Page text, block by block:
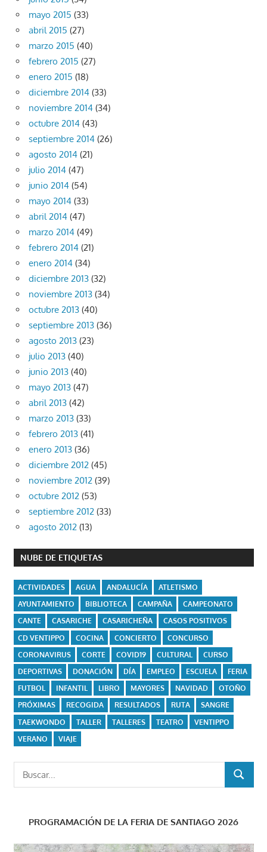
mayo 2015 (33)
abril 2015 (27)
marzo 2015 (40)
febrero 2015 (27)
enero 2015 (18)
diciembre 2014 (33)
noviembre 2014 (34)
octubre 2014 (43)
septiembre 2014 (26)
agosto 2014 (21)
julio 2014 (47)
junio 2014 (54)
mayo 2014 (33)
abril 2014 (47)
marzo 2014 (49)
febrero 2014 (21)
enero 2014 (34)
diciembre 2013 (32)
noviembre 2013 (34)
octubre 2013 (40)
septiembre 2013 (36)
agosto 2013 (23)
julio 2013 (40)
junio 2013 (40)
mayo 2013 (47)
abril 2013 (42)
marzo 2013 (33)
febrero 2013 (41)
enero 2013 (36)
diciembre 2012 (45)
noviembre 2012 (39)
octubre 2012 (53)
septiembre 2012 (33)
agosto 2012 (13)
NUBE DE ETIQUETAS
ACTIVIDADES AGUA ANDALUCÍA
ATLETISMO
AYUNTAMIENTO
BIBLIOTECA CAMPAÑA
CAMPEONATO
CANTE
CASARICHE CASARICHEÑA
CASOS POSITIVOS
CD VENTIPPO
COCINA CONCIERTO
CONCURSO
CORONAVIRUS
CORTE COVID19 CULTURAL
CURSO
DEPORTIVAS
DONACIÓN DÍA EMPLEO ESCUELA
FERIA
FUTBOL
INFANTIL LIBRO MAYORES NAVIDAD
OTOÑO
PRÓXIMAS
RECOGIDA RESULTADOS RUTA
SANGRE
TAEKWONDO
TALLER TALLERES TEATRO
VENTIPPO
VERANO
VIAJE
BUSCAR
PROGRAMACIÓN DE LA FERIA DE SANTIAGO 2026